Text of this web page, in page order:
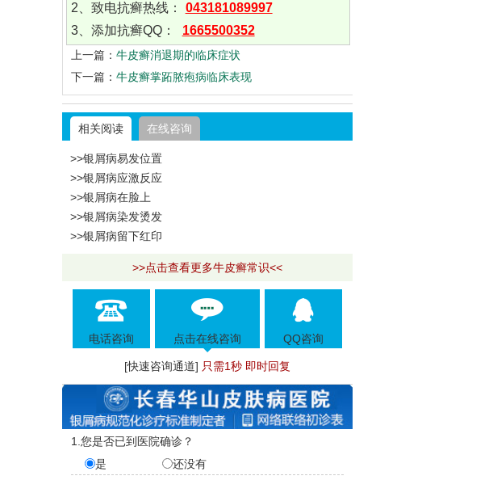
2、致电抗癣热线：
043181089997
3、添加抗癣QQ：
1665500352
上一篇： 牛皮癣消退期的临床症状
下一篇： 牛皮癣掌跖脓疱病临床表现
相关阅读 在线咨询
>>银屑病易发位置
>>银屑病应激反应
>>银屑病在脸上
>>银屑病染发烫发
>>银屑病留下红印
>>点击查看更多牛皮癣常识<<
电话咨询 点击在线咨询 QQ咨询
[快速咨询通道] 只需1秒 即时回复
1.您是否已到医院确诊？
是
还没有